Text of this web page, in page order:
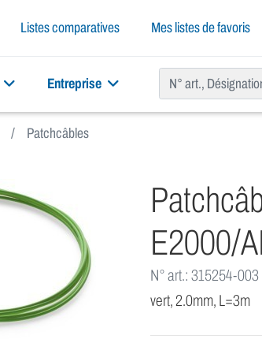
Listes comparatives Mes listes de favoris
Entreprise
Patchcâbles
E2000/
N° art.: 315254-003
vert, 2.0mm, L=3m